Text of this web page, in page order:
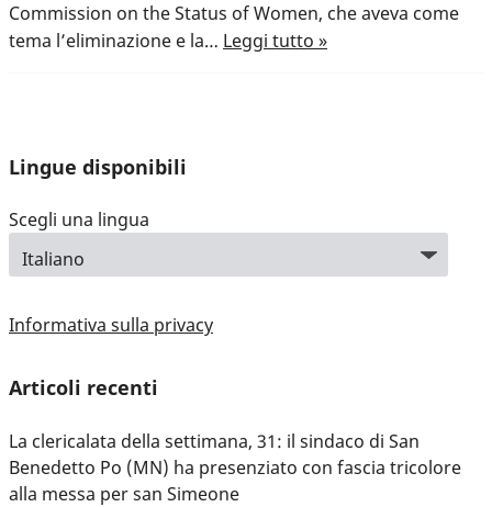
Commission on the Status of Women, che aveva come
tema l’eliminazione e la… Leggi tutto »
Lingue disponibili
Scegli una lingua
Informativa sulla privacy
Articoli recenti
La clericalata della settimana, 31: il sindaco di San
Benedetto Po (MN) ha presenziato con fascia tricolore
alla messa per san Simeone